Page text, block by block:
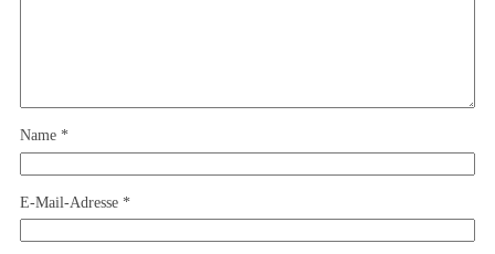
Name *
E-Mail-Adresse *